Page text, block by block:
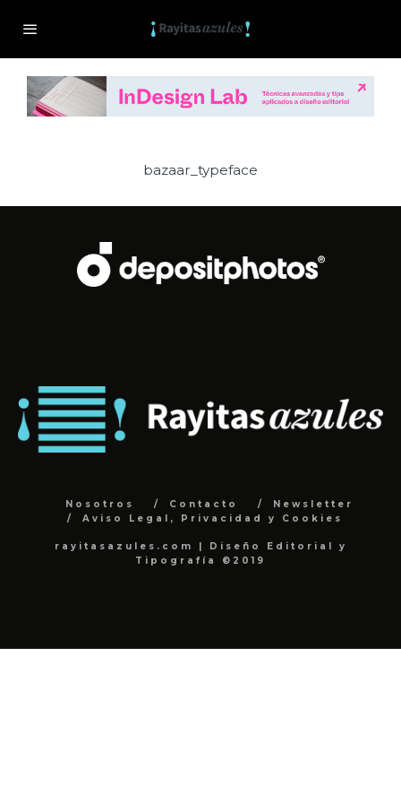
bazaar_typeface
Nosotros Contacto
Newsletter
Aviso Legal, Privacidad y Cookies
rayitasazules.com | Diseño Editorial y
Tipografía ©2019